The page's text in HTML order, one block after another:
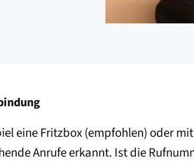
eine Fritzbox (empfohlen) oder
Anrufe erkannt. Ist die